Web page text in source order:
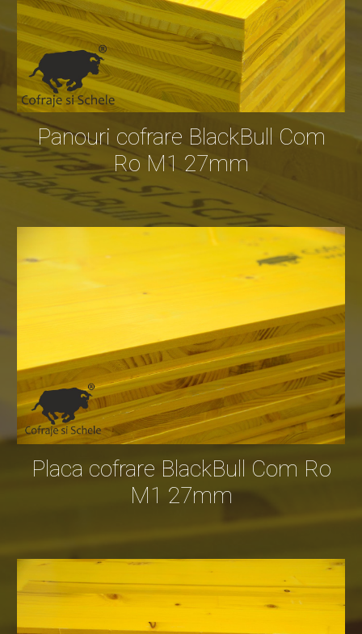
Panouri cofrare BlackBull Com
Ro M1 27mm
Placa cofrare BlackBull Com Ro
M1 27mm